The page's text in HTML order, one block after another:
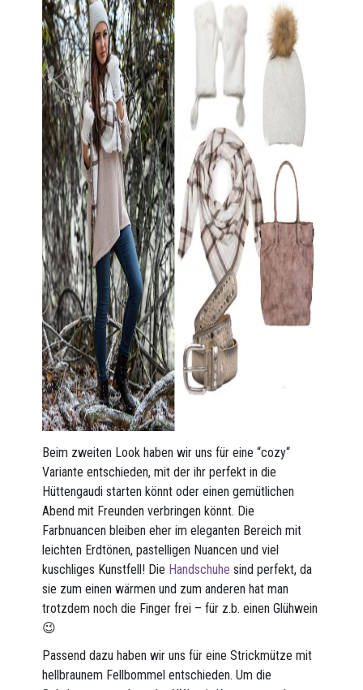
Beim zweiten Look haben wir uns für eine “cozy“
Variante entschieden, mit der ihr perfekt in die
Hüttengaudi starten könnt oder einen gemütlichen
Abend mit Freunden verbringen könnt. Die
Farbnuancen bleiben eher im eleganten Bereich mit
leichten Erdtönen, pastelligen Nuancen und viel
kuschliges Kunstfell! Die Handschuhe sind perfekt, da
sie zum einen wärmen und zum anderen hat man
trotzdem noch die Finger frei – für z.b. einen Glühwein
😉
Passend dazu haben wir uns für eine Strickmütze mit
hellbraunem Fellbommel entschieden. Um die